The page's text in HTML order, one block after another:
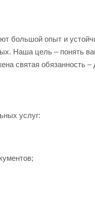
большой опыт и
Наша цель – понять
святая обязанность
услуг: